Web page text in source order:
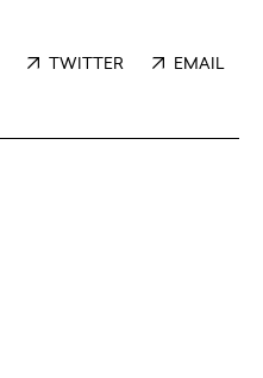
TWITTER EMAIL